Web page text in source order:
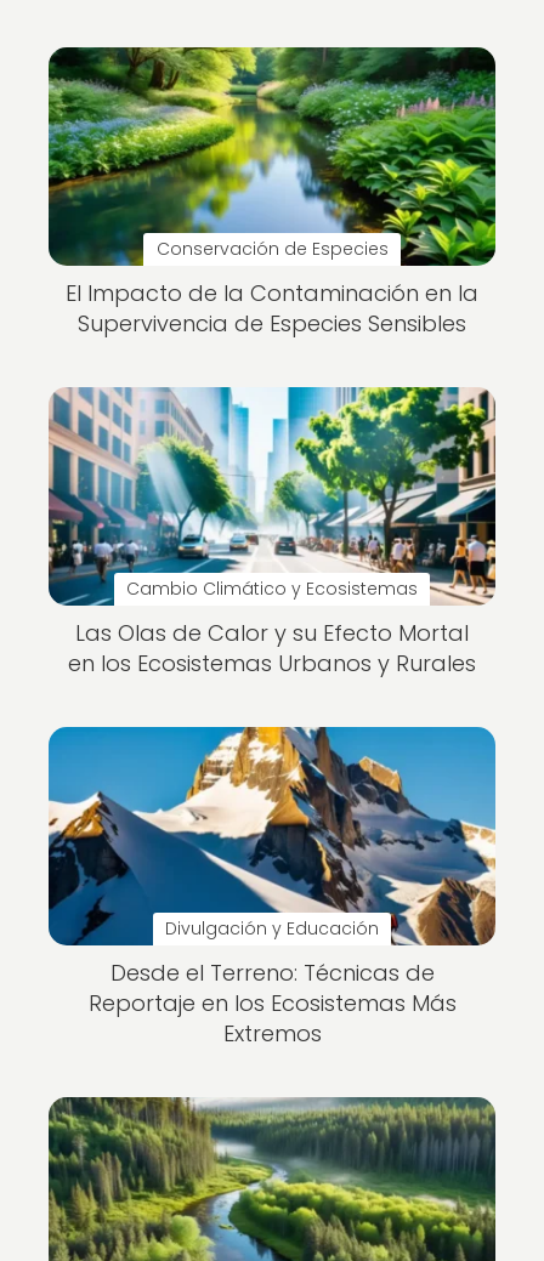
Conservación de Especies
El Impacto de la Contaminación en la
Supervivencia de Especies Sensibles
Cambio Climático y Ecosistemas
Las Olas de Calor y su Efecto Mortal
en los Ecosistemas Urbanos y Rurales
Divulgación y Educación
Desde el Terreno: Técnicas de
Reportaje en los Ecosistemas Más
Extremos